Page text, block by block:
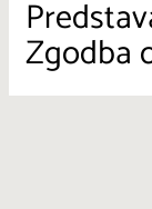
Zgodba